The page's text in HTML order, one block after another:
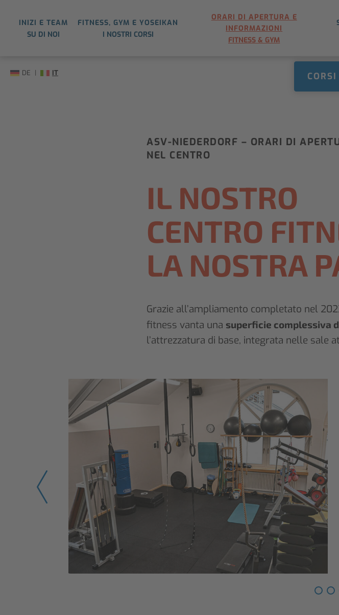
DE IT
INIZI E TEAM
SU DI NOI
FITNESS, GYM E YOSEIKAN
I NOSTRI CORSI
ORARI DI APERTURA E
INFORMAZIONI
FITNESS & GYM
CORSI
ASV-NIEDERDORF – ORARI DI
NEL CENTRO
IL NOSTRO
CENTRO
LA NOSTRA
Grazie all’ampliamento completato nel
fitness vanta una superficie complessiva
l’attrezzatura di base, integrata nelle sale